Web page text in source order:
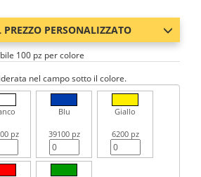
PERSONALIZZATO
100 pz per colore
nel campo sotto il colore.
pz
Blu
39100 pz
Giallo
6200 pz